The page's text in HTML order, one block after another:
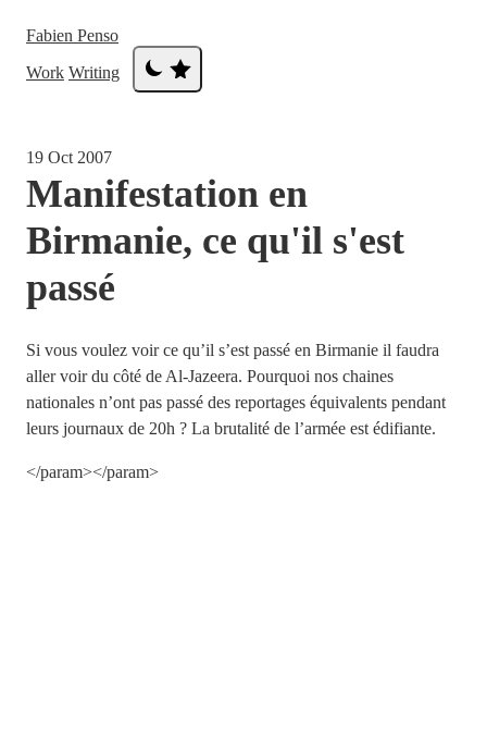
Fabien Penso
Work Writing
19 Oct 2007
Manifestation en
Birmanie, ce qu'il s'est
passé
Si vous voulez voir ce qu’il s’est passé en Birmanie il faudra
aller voir du côté de Al-Jazeera. Pourquoi nos chaines
nationales n’ont pas passé des reportages équivalents pendant
leurs journaux de 20h ? La brutalité de l’armée est édifiante.
</param></param>